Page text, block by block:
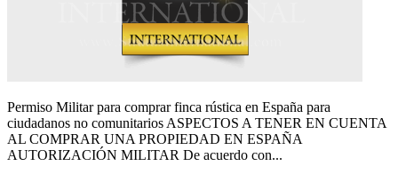
Permiso Militar para comprar finca rústica en España para
ciudadanos no comunitarios ASPECTOS A TENER EN CUENTA
AL COMPRAR UNA PROPIEDAD EN ESPAÑA
AUTORIZACIÓN MILITAR De acuerdo con...